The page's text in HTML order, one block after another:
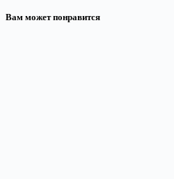
Вам может понравится